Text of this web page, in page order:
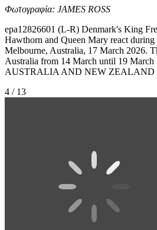
Φωτογραφία: JAMES ROSS
epa12826601 (L-R) Denmark's King
Hawthorn and Queen Mary react
Melbourne, Australia, 17 March 2026.
Australia from 14 March until 19
AUSTRALIA AND NEW ZEALAND
4 / 13